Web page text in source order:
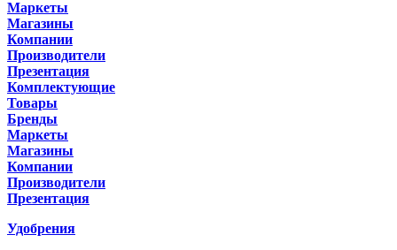
Маркеты
Магазины
Компании
Производители
Презентация
Комплектующие
Товары
Бренды
Маркеты
Магазины
Компании
Производители
Презентация
Удобрения